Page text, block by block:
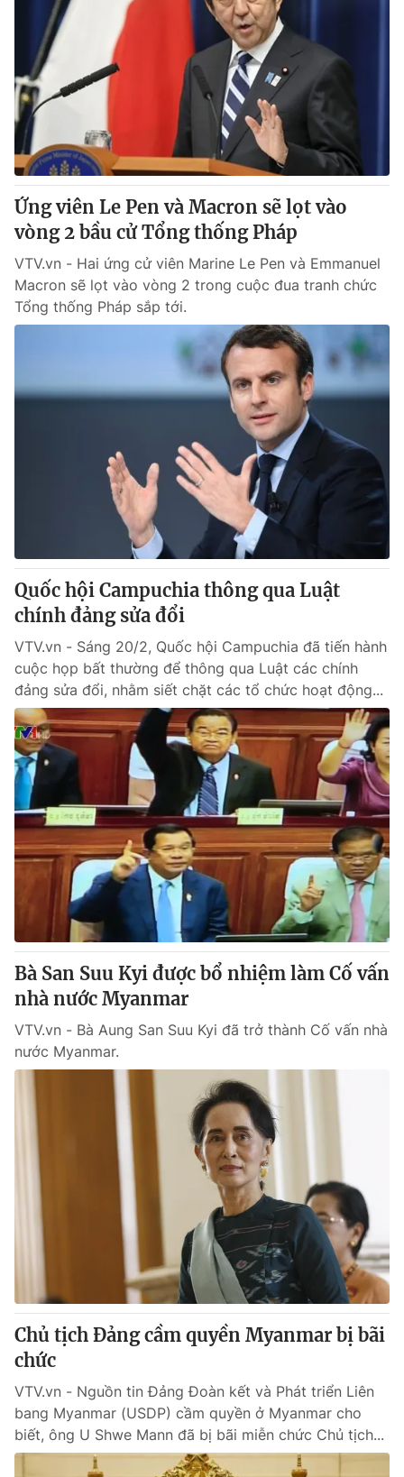
Ứng viên Le Pen và Macron sẽ lọt vào
vòng 2 bầu cử Tổng thống Pháp
VTV.vn - Hai ứng cử viên Marine Le Pen và Emmanuel
Macron sẽ lọt vào vòng 2 trong cuộc đua tranh chức
Tổng thống Pháp sắp tới.
Quốc hội Campuchia thông qua Luật
chính đảng sửa đổi
VTV.vn - Sáng 20/2, Quốc hội Campuchia đã tiến hành
cuộc họp bất thường để thông qua Luật các chính
đảng sửa đổi, nhằm siết chặt các tổ chức hoạt động...
Bà San Suu Kyi được bổ nhiệm làm Cố vấn
nhà nước Myanmar
VTV.vn - Bà Aung San Suu Kyi đã trở thành Cố vấn nhà
nước Myanmar.
Chủ tịch Đảng cầm quyền Myanmar bị bãi
chức
VTV.vn - Nguồn tin Đảng Đoàn kết và Phát triển Liên
bang Myanmar (USDP) cầm quyền ở Myanmar cho
biết, ông U Shwe Mann đã bị bãi miễn chức Chủ tịch...